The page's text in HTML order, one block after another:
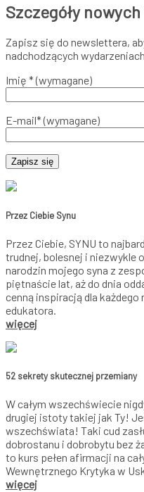
Szczegóły
Zapisz się do newslettera,
nadchodzących wydarzeniach
Imię * (wymagane)
E-mail* (wymagane)
Przez Ciebie Synu
Przez Ciebie, SYNU to
trudnej, bolesnej i niezwykle
narodzin mojego syna z
piętnaście lat, aż do dnia
cenną inspiracją dla
edukatora.
więcej
52 sekrety skutecznej przemiany
W całym wszechświecie
drugiej istoty takiej jak Ty!
wszechświata! Taki cud
dobrostanu i dobrobytu bez
to kurs pełen afirmacji na
Wewnętrznego Krytyka w
więcej